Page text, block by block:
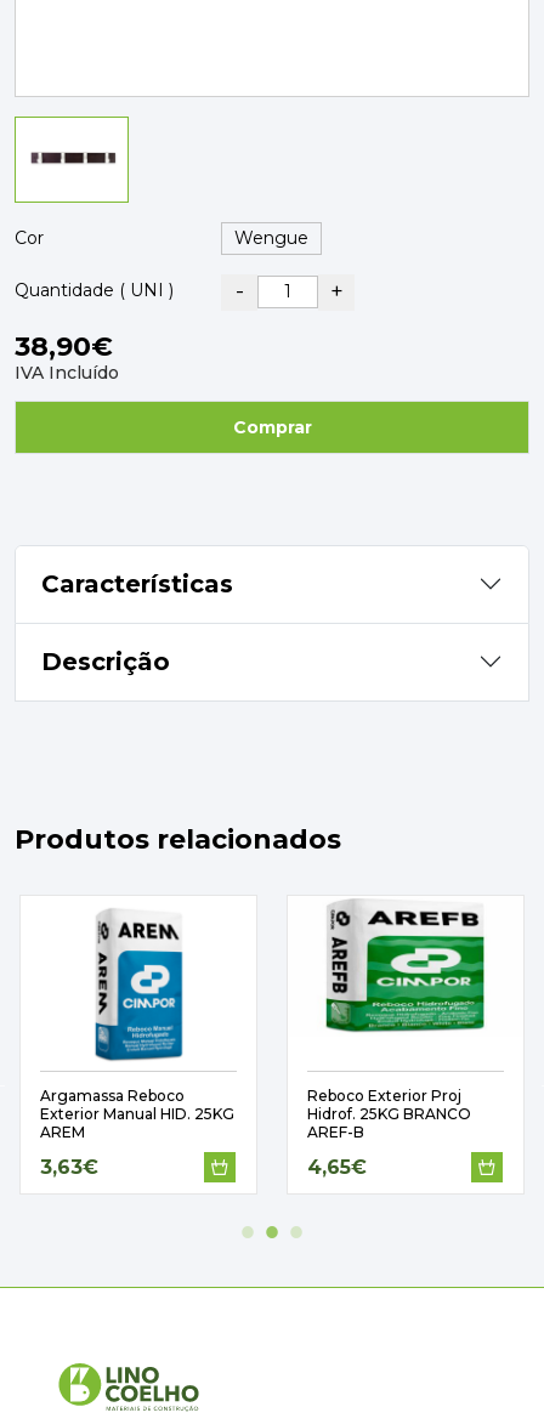
DYRUP
SKIL
Cor
Quantidade ( UNI ) - +
38,90€
IVA Incluído
Comprar
Características
Descrição
Produtos relacionados
Argamassa Reboco
Exterior Manual HID. 25KG
AREM
3,63€
Reboco Exterior Proj
Hidrof. 25KG BRANCO
AREF-B
4,65€